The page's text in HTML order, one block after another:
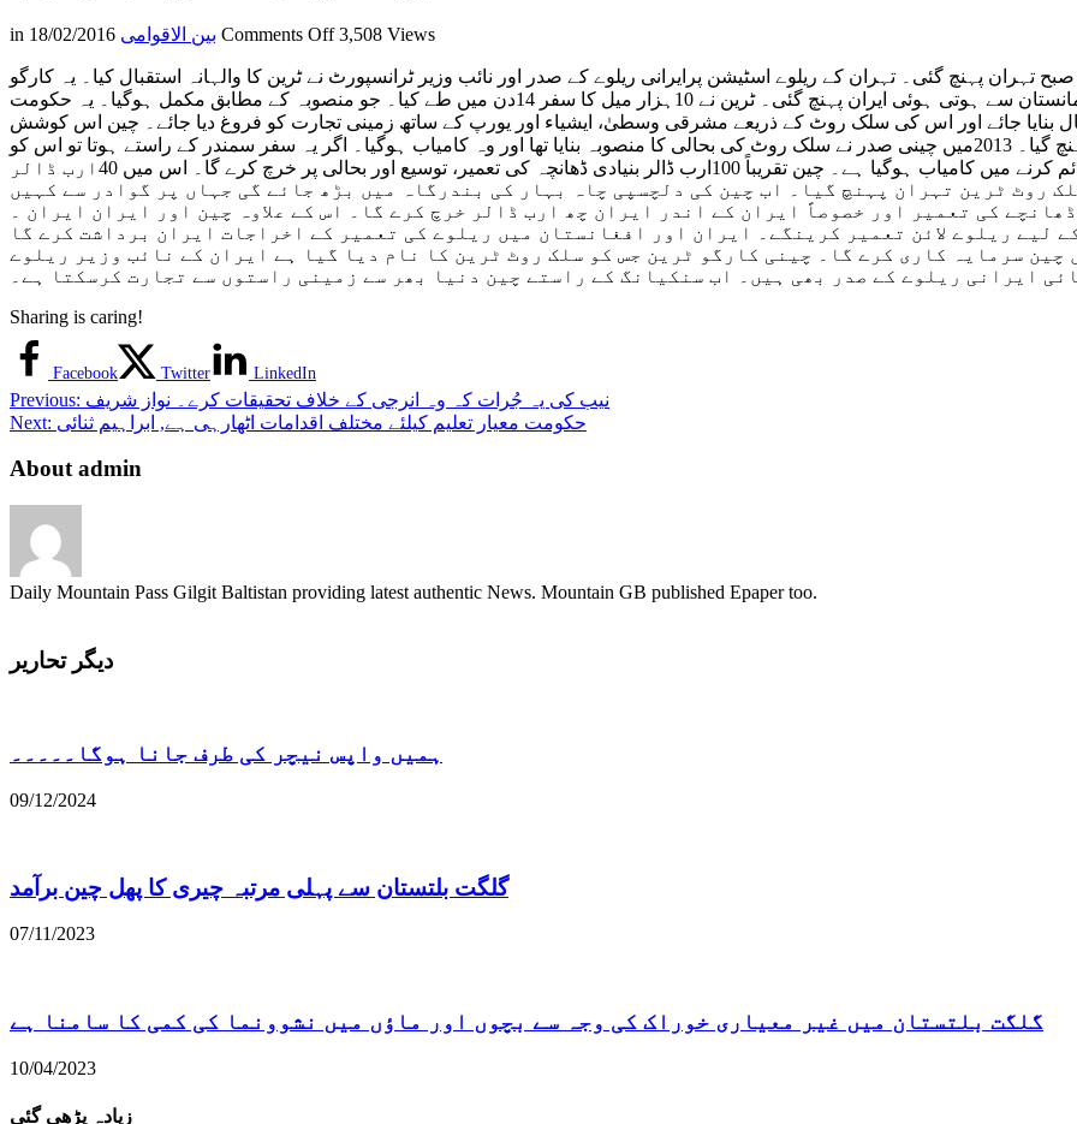
in بین الاقوامی 18/02/2016 Comments Offon
نے
تاریخی
سلک
روٹ
بحال
کردیا
3,508 Views
تہران پہنچ گئی۔ تہران کے ریلوے اسٹیشن پرایرانی ریلوے کے صدر اور نائب وزیر ٹرانسپورٹ نے ٹرین کا والہانہ استقبال کیا۔ یہ کارگو
ٹرین جو 34کنٹینرز پر مشتمل ہے 14دن میں قازقستان اور ترکمانستان سے ہوتی ہوئی ایران پہنچ گئی۔ ٹرین نے 10ہزار میل کا سفر 14دن میں طے کیا۔ جو منصوبہ کے مطابق مکمل ہوگیا۔ یہ حکومت
بنایا جائے اور اس کی سلک روٹ کے ذریعے مشرقی وسطیٰ، ایشیاء اور یورپ کے ساتھ زمینی تجارت کو فروغ دیا جائے۔ چین اس کوشش
میں آج کامیاب ہوگیا اور چینی کارگو ٹرین سلامتی کے ساتھ تہران پہنچ گیا۔ 2013میں چینی صدر نے سلک روٹ کی بحالی کا منصوبہ بنایا تھا اور وہ کامیاب ہوگیا۔ اگر یہ سفر سمندر کے راستے ہوتا تو اس کو
30دن لگ جاتے۔ چین دنیا بھر کے ملکوں کے ساتھ زمینی روابط قائم کرنے میں کامیاب ہوگیا ہے۔ چین تقریباً 100ارب ڈالر بنیادی ڈھانچہ کی تعمیر، توسیع اور بحالی پر خرچ کرے گا۔ اس میں 40ارب ڈالر
روٹ ٹرین تہران پہنچ گیا۔ اب چین کی دلچسپی چاہ بہار کی بندرگاہ میں بڑھ جائے گی جہاں پر گوادر سے کہیں
کی تعمیر اور خصوصاً ایران کے اندر ایران چھ ارب ڈالر خرچ کرے گا۔ اس کے علاوہ چین اور ایران ایران ۔
لیے ریلوے لائن تعمیر کرینگے۔ ایران اور افغانستان میں ریلوے کی تعمیر کے اخراجات ایران برداشت کرے گا
سرمایہ کاری کرے گا۔ چینی کارگو ٹرین جس کو سلک روٹ ٹرین کا نام دیا گیا ہے ایران کے نائب وزیر ریلوے
ایرانی ریلوے کے صدر بھی ہیں۔ اب سنکیانگ کے راستے چین دنیا بھر سے زمینی راستوں سے تجارت کرسکتا ہے۔
Sharing is caring!
Facebook Twitter LinkedIn
Previous: نیب کی یہ جُرات کہ وہ انرجی کے خلاف تحقیقات کرے۔ نواز شریف
Next: حکومت معیار تعلیم کیلئے مختلف اقدامات اٹھارہی ہے, ابراہیم ثنائی
About admin
Daily Mountain Pass Gilgit Baltistan providing latest authentic News. Mountain GB published Epaper too.
دیگر تحاریر
ہمیں واپس نیچر کی طرف جانا ہوگا۔۔۔۔۔
09/12/2024
گلگت بلتستان سے پہلی مرتبہ چیری کا پھل چین برآمد
07/11/2023
گلگت بلتستان میں غیر معیاری خوراک کی وجہ سے بچوں اور ماؤں میں نشوونما کی کمی کا سامنا ہے
10/04/2023
زیادہ پڑھی گئی